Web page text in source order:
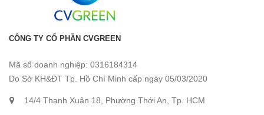
CÔNG TY CỔ PHẦN CVGREEN
Mã số doanh nghiệp: 0316184314
Do Sở KH&ĐT Tp. Hồ Chí Minh cấp ngày 05/03/2020
14/4 Thạnh Xuân 18, Phường Thới An, Tp. HCM